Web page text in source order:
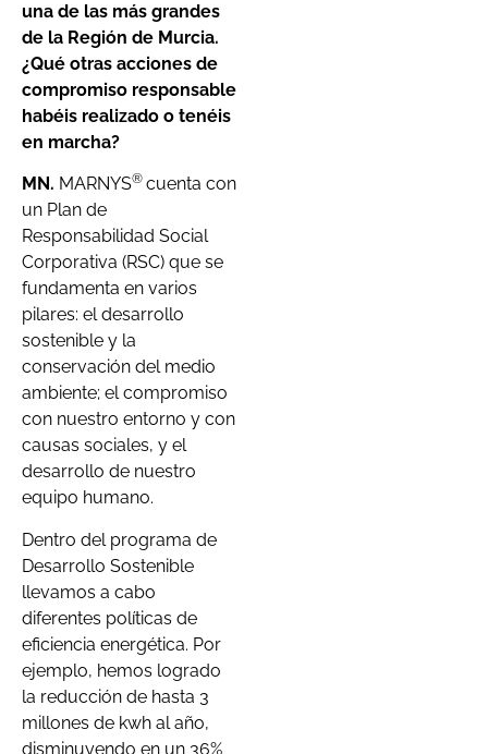
una de las más grandes
de la Región de Murcia.
¿Qué otras acciones de
compromiso responsable
habéis realizado o tenéis
en marcha?
MN. MARNYS® cuenta con
un Plan de
Responsabilidad Social
Corporativa (RSC) que se
fundamenta en varios
pilares: el desarrollo
sostenible y la
conservación del medio
ambiente; el compromiso
con nuestro entorno y con
causas sociales, y el
desarrollo de nuestro
equipo humano.
Dentro del programa de
Desarrollo Sostenible
llevamos a cabo
diferentes políticas de
eficiencia energética. Por
ejemplo, hemos logrado
la reducción de hasta 3
millones de kwh al año,
disminuyendo en un 36%